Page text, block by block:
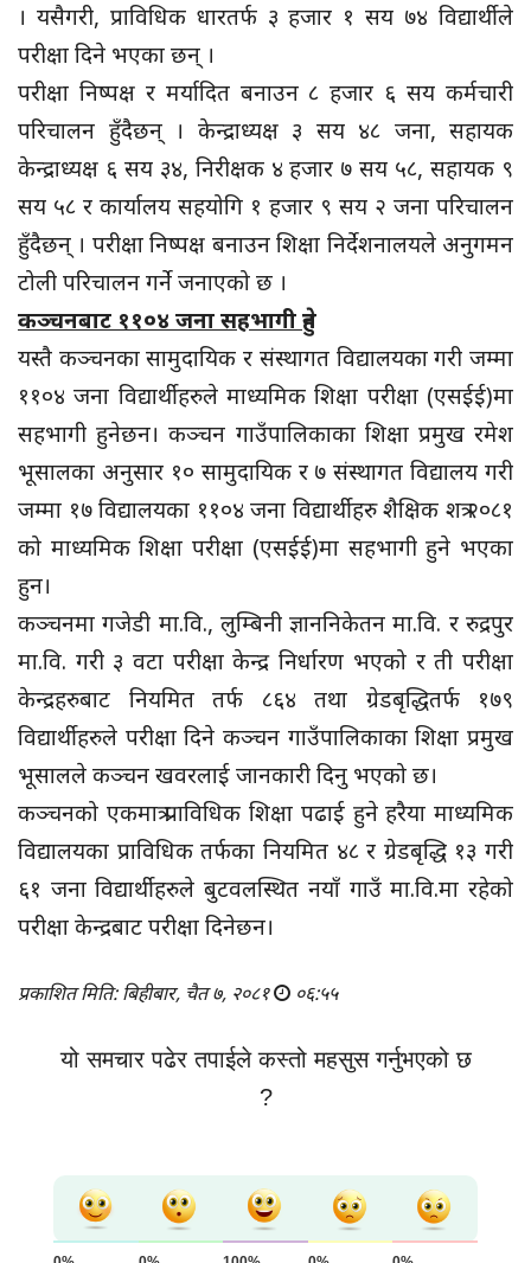
। यसैगरी, प्राविधिक धारतर्फ ३ हजार १ सय ७४ विद्यार्थीले
परीक्षा दिने भएका छन् ।
परीक्षा निष्पक्ष र मर्यादित बनाउन ८ हजार ६ सय कर्मचारी
परिचालन हुँदैछन् । केन्द्राध्यक्ष ३ सय ४८ जना, सहायक
केन्द्राध्यक्ष ६ सय ३४, निरीक्षक ४ हजार ७ सय ५८, सहायक ९
सय ५८ र कार्यालय सहयोगि १ हजार ९ सय २ जना परिचालन
हुँदैछन् । परीक्षा निष्पक्ष बनाउन शिक्षा निर्देशनालयले अनुगमन
टोली परिचालन गर्ने जनाएको छ ।
कञ्चनबाट ११०४ जना सहभागी हुने
यस्तै कञ्चनका सामुदायिक र संस्थागत विद्यालयका गरी जम्मा
११०४ जना विद्यार्थीहरुले माध्यमिक शिक्षा परीक्षा (एसईई)मा
सहभागी हुनेछन। कञ्चन गाउँपालिकाका शिक्षा प्रमुख रमेश
भूसालका अनुसार १० सामुदायिक र ७ संस्थागत विद्यालय गरी
जम्मा १७ विद्यालयका ११०४ जना विद्यार्थीहरु शैक्षिक शत्र २०८१
को माध्यमिक शिक्षा परीक्षा (एसईई)मा सहभागी हुने भएका
हुन।
कञ्चनमा गजेडी मा.वि., लुम्बिनी ज्ञाननिकेतन मा.वि. र रुद्रपुर
मा.वि. गरी ३ वटा परीक्षा केन्द्र निर्धारण भएको र ती परीक्षा
केन्द्रहरुबाट नियमित तर्फ ८६४ तथा ग्रेडबृद्धितर्फ १७९
विद्यार्थीहरुले परीक्षा दिने कञ्चन गाउँपालिकाका शिक्षा प्रमुख
भूसालले कञ्चन खवरलाई जानकारी दिनु भएको छ।
कञ्चनको एकमात्र प्राविधिक शिक्षा पढाई हुने हरैया माध्यमिक
विद्यालयका प्राविधिक तर्फका नियमित ४८ र ग्रेडबृद्धि १३ गरी
६१ जना विद्यार्थीहरुले बुटवलस्थित नयाँ गाउँ मा.वि.मा रहेको
परीक्षा केन्द्रबाट परीक्षा दिनेछन।
प्रकाशित मिति: बिहीबार, चैत ७, २०८१ ०६:५५
यो समचार पढेर तपाईले कस्तो महसुस गर्नुभएको छ
?